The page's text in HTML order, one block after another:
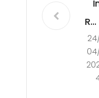
Rot
ter
da